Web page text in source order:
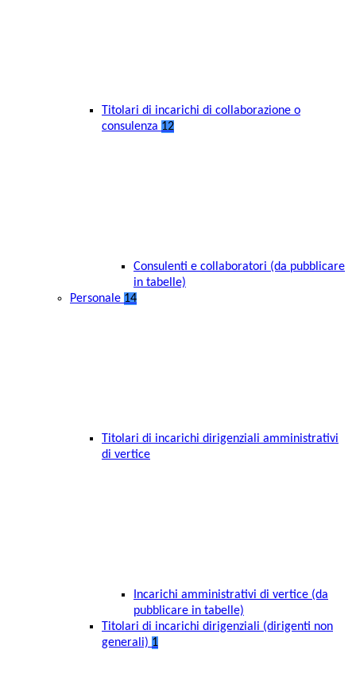
Titolari di incarichi di collaborazione o
consulenza 12
Consulenti e collaboratori (da pubblicare
in tabelle)
Personale 14
Titolari di incarichi dirigenziali amministrativi
di vertice
Incarichi amministrativi di vertice (da
pubblicare in tabelle)
Titolari di incarichi dirigenziali (dirigenti non
generali) 1